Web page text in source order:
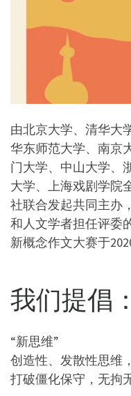
由北京大学、清华大
华东师范大学、南京
门大学、中山大学、
大学、上海戏剧学院
社联合发起共同主办
和人文学者担任评委
新概念作文大赛于
我们提倡：
“新思维”
创造性、发散性思维
打破僵化保守，无拘